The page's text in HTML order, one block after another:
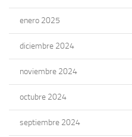
enero 2025
diciembre 2024
noviembre 2024
octubre 2024
septiembre 2024